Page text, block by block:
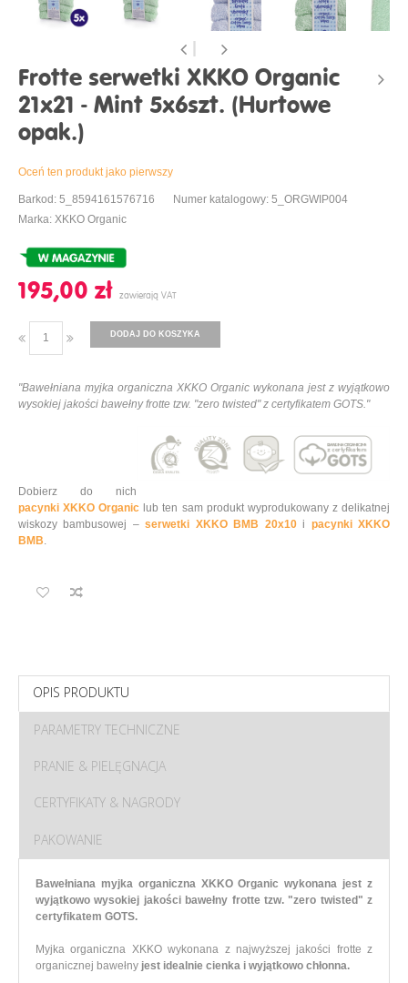
Frotte serwetki XKKO Organic
21x21 - Mint 5x6szt. (Hurtowe
opak.)
Oceń ten produkt jako pierwszy
Barkod: 5_8594161576716
Numer katalogowy: 5_ORGWIP004
Marka: XKKO Organic
195,00 ‎zł
DODAJ DO KOSZYKA
"Bawełniana myjka organiczna XKKO Organic wykonana jest z wyjątkowo
wysokiej jakości bawełny frotte tzw. "zero twisted" z certyfikatem GOTS."
Dobierz do nich
pacynki XKKO Organic lub ten sam produkt wyprodukowany z delikatnej
wiskozy bambusowej –serwetki XKKO BMB 20x10i pacynki XKKO
BMB.
OPIS PRODUKTU
PARAMETRY TECHNICZNE
PRANIE & PIELĘGNACJA
CERTYFIKATY & NAGRODY
PAKOWANIE
Bawełniana myjka organiczna XKKO Organic wykonana jest z
wyjątkowo wysokiej jakości bawełny frotte tzw. "zero twisted" z
certyfikatem GOTS.
Myjka organiczna XKKO wykonana z najwyższej jakości frotte z
organicznej bawełny jest idealnie cienka i wyjątkowo chłonna.